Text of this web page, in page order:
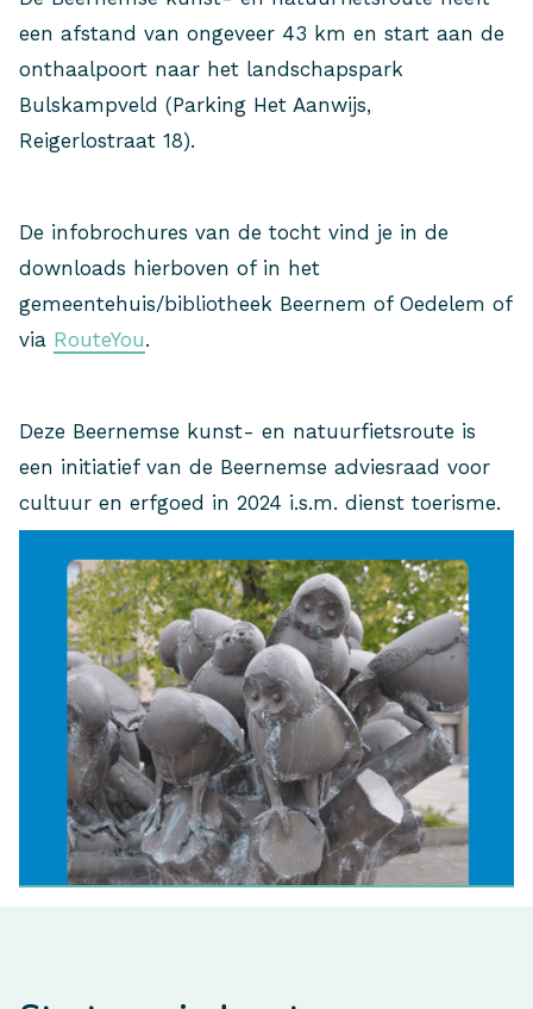
een afstand van ongeveer 43 km en start aan de
onthaalpoort naar het landschapspark
Bulskampveld (Parking Het Aanwijs,
Reigerlostraat 18).
De infobrochures van de tocht vind je in de
downloads hierboven of in het
gemeentehuis/bibliotheek Beernem of Oedelem of
via RouteYou.
Deze Beernemse kunst- en natuurfietsroute is
een initiatief van de Beernemse adviesraad voor
cultuur en erfgoed in 2024 i.s.m. dienst toerisme.